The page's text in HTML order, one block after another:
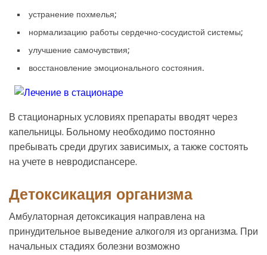
устранение похмелья;
нормализацию работы сердечно-сосудистой системы;
улучшение самочувствия;
восстановление эмоционального состояния.
В стационарных условиях препараты вводят через
капельницы. Больному необходимо постоянно
пребывать среди других зависимых, а также состоять
на учете в невродиспансере.
Детоксикация организма
Амбулаторная детоксикация направлена на
принудительное выведение алкоголя из организма. При
начальных стадиях болезни возможно